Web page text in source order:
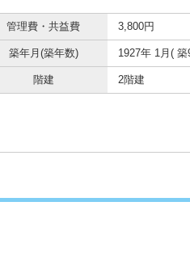
管理費・共益費 3,800円
築年月(築年数) 1927年 1月(
階建 2階建